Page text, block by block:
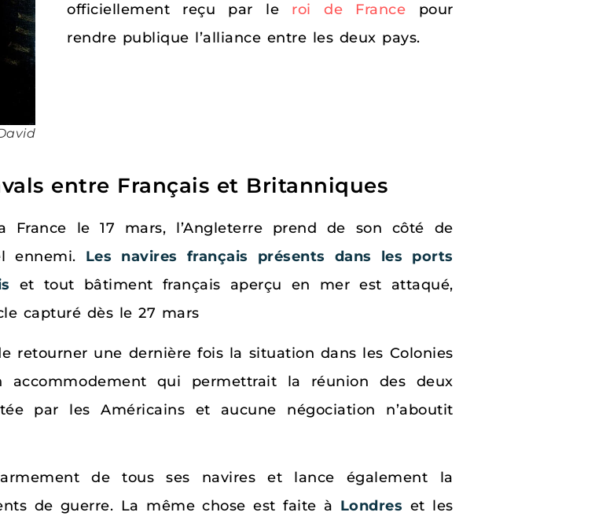
officiellement reçu par le roi de France pour
rendre publique l’alliance entre les deux pays.
entre Français et Britanniques
France le 17 mars, l’Angleterre prend de son côté de
ennemi. Les navires français présents dans les ports
et tout bâtiment français aperçu en mer est attaqué,
capturé dès le 27 mars
retourner une dernière fois la situation dans les Colonies
accommodement qui permettrait la réunion des deux
par les Américains et aucune négociation n’aboutit
de tous ses navires et lance également la
de guerre. La même chose est faite à Londres et les